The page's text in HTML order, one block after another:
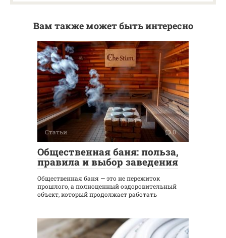
Вам также может быть интересно
Статьи 0
Общественная баня: польза,
правила и выбор заведения
Общественная баня — это не пережиток
прошлого, а полноценный оздоровительный
объект, который продолжает работать